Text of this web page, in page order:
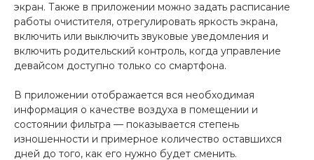
экран. Также в приложении можно задать расписание
работы очистителя, отрегулировать яркость экрана,
включить или выключить звуковые уведомления и
включить родительский контроль, когда управление
девайсом доступно только со смартфона.
В приложении отображается вся необходимая
информация о качестве воздуха в помещении и
состоянии фильтра — показывается степень
изношенности и примерное количество оставшихся
дней до того, как его нужно будет сменить.